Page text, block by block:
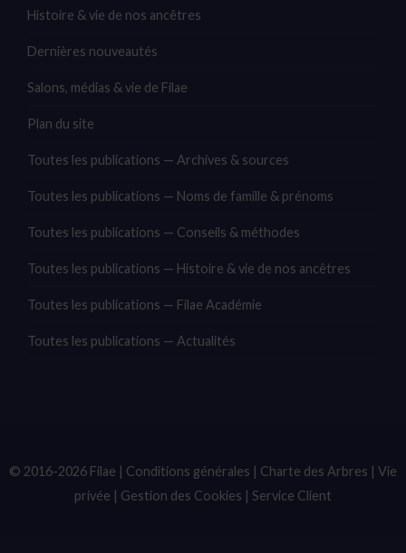
Histoire & vie de nos ancêtres
Dernières nouveautés
Salons, médias & vie de Filae
Plan du site
Toutes les publications — Archives & sources
Toutes les publications — Noms de famille & prénoms
Toutes les publications — Conseils & méthodes
Toutes les publications — Histoire & vie de nos ancêtres
Toutes les publications — Filae Académie
Toutes les publications — Actualités
© 2016-2026 Filae | Conditions générales | Charte des Arbres | Vie
privée | Gestion des Cookies | Service Client